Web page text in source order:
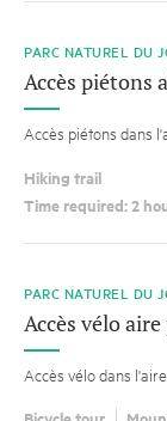
PARC NATUREL DU
Accès piétons
Accès piétons dans
Hiking trail
Time required: 2
PARC NATUREL DU
Accès vélo
Accès vélo dans